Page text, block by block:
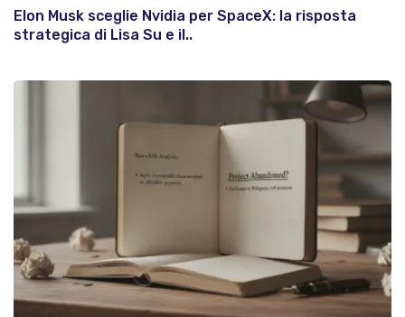
Elon Musk sceglie Nvidia per SpaceX: la risposta
strategica di Lisa Su e il..